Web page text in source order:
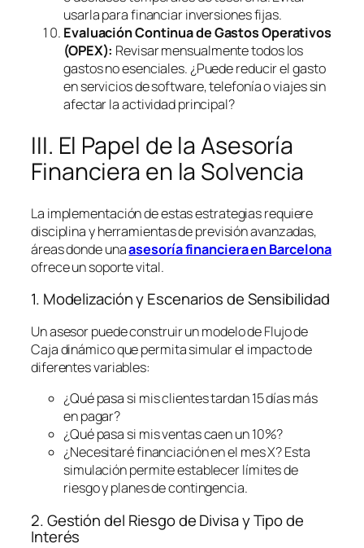
usarla para financiar inversiones fijas.
Evaluación Continua de Gastos Operativos
(OPEX): Revisar mensualmente todos los
gastos no esenciales. ¿Puede reducir el gasto
en servicios desoftware, telefonía o viajes sin
afectar la actividad principal?
III. El Papel de la Asesoría
Financiera en la Solvencia
La implementación de estas estrategias requiere
disciplina y herramientas de previsión avanzadas,
áreas donde unaasesoría financiera en Barcelona
ofrece un soporte vital.
1. Modelización y Escenarios de Sensibilidad
Un asesor puede construir un modelo de Flujo de
Caja dinámico que permita simular el impacto de
diferentes variables:
¿Qué pasa si mis clientes tardan 15 días más
en pagar?
¿Qué pasa si mis ventas caen un 10%?
¿Necesitaré financiación en el mes X? Esta
simulación permite establecer límites de
riesgo y planes de contingencia.
2. Gestión del Riesgo de Divisa y Tipo de
Interés